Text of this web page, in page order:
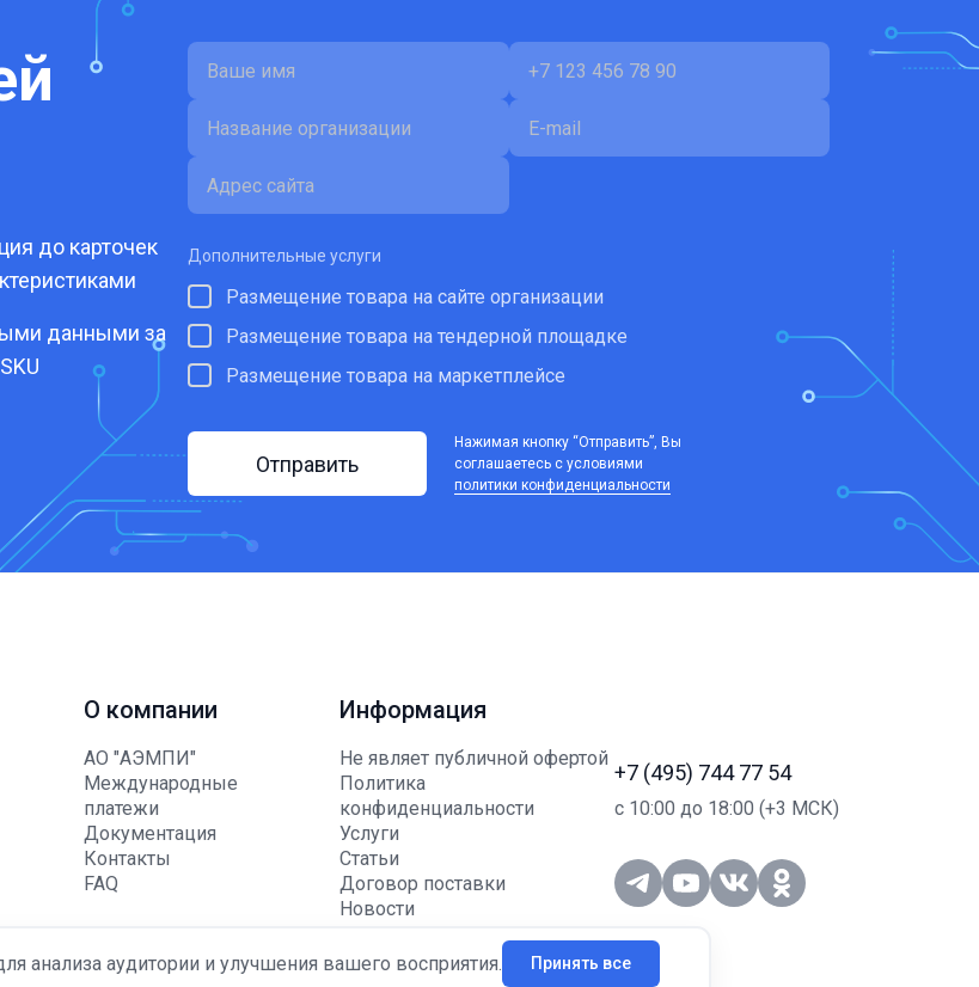
до карточек
данными за
Дополнительные услуги
Размещение товара на сайте организации
Размещение товара на тендерной площадке
Размещение товара на маркетплейсе
Отправить
Нажимая кнопку “Отправить”, Вы
соглашаетесь c условиями
политики конфиденциальности
О компании
АО "АЭМПИ"
Международные
платежи
Документация
Контакты
FAQ
Информация
Не являет публичной офертой
Политика
конфиденциальности
Услуги
Статьи
Договор поставки
Новости
Акции
+7 (495) 744 77 54
с 10:00 до 18:00 (+3 МСК)
анализа аудитории и улучшения вашего восприятия. Принять все